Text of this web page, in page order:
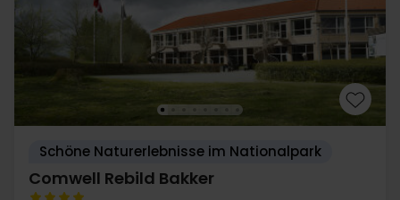
Schöne Naturerlebnisse im Nationalpark
Comwell Rebild Bakker